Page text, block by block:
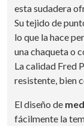
esta sudadera
Su tejido de
lo que la hace
una chaqueta o
La calidad Fred
resistente, bien
El diseño de
fácilmente la